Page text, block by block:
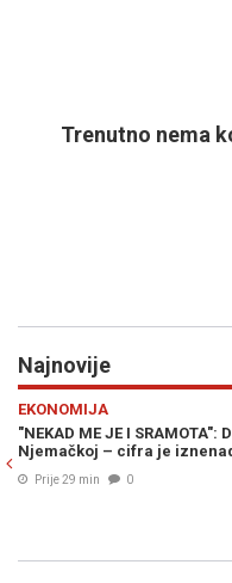
Trenutno nema
Najnovije
EKONOMIJA
"NEKAD ME JE I
Njemačkoj – cifra je
Prije 29 min 0